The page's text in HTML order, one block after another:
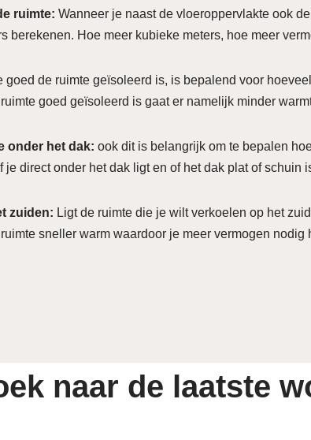
ruimte: Wanneer je naast de vloeroppervlakte ook
berekenen. Hoe meer kubieke meters, hoe meer
goed de ruimte geïsoleerd is, is bepalend voor
goed geïsoleerd is gaat er namelijk minder
onder het dak: ook dit is belangrijk om te bepalen
je direct onder het dak ligt en of het dak plat of schuin
zuiden: Ligt de ruimte die je wilt verkoelen op het
sneller warm waardoor je meer vermogen nodig
naar de laatste